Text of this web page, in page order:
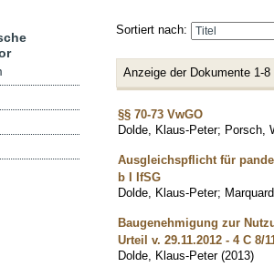
Sortiert nach:
Anzeige der Dokumente 1-8
§§ 70-73 VwGO
Dolde, Klaus-Peter; Porsch,
Ausgleichspflicht für
b I IfSG
Dolde, Klaus-Peter;
Baugenehmigung zur
Urteil v. 29.11.2012 - 4 C 8/
Dolde, Klaus-Peter (2013)